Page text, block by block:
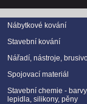
Nábytkové kování
Stavební kování
Nářadí, nástroje,
Spojovací materiál
Stavební chemie -
lepidla, silikony, pěny